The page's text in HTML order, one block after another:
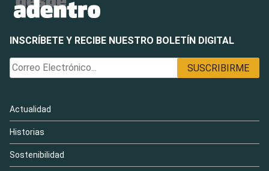
INSCRÍBETE Y RECIBE NUESTRO BOLETÍN DIGITAL
Actualidad
Historias
Sostenibilidad